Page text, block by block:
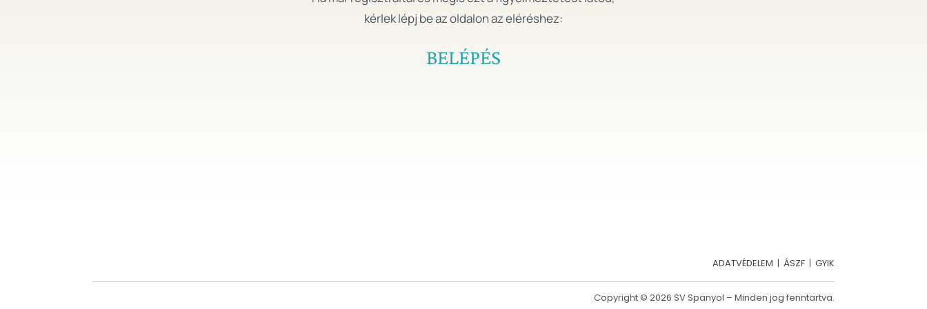
kérlek lépj be az oldalon az eléréshez:
BELÉPÉS
ADATVÉDELEM | ÁSZF | GYIK
Copyright © 2026 SV Spanyol – Minden jog fenntartva.